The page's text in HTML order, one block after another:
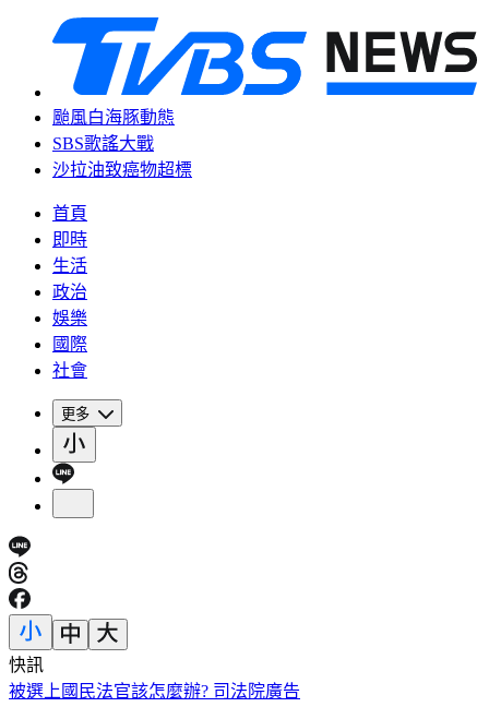
颱風白海豚動態
SBS歌謠大戰
沙拉油致癌物超標
首頁
即時
生活
政治
娛樂
國際
社會
更多
快訊
被選上國民法官該怎麼辦? 司法院廣告